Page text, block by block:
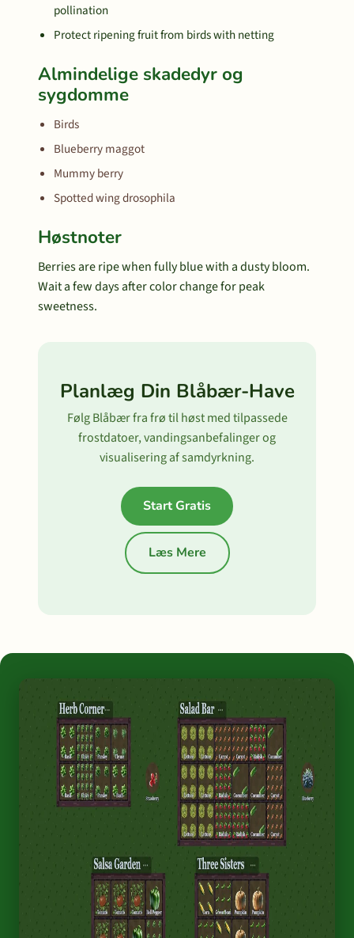
pollination
Protect ripening fruit from birds with netting
Almindelige skadedyr og
sygdomme
Birds
Blueberry maggot
Mummy berry
Spotted wing drosophila
Høstnoter
Berries are ripe when fully blue with a dusty bloom.
Wait a few days after color change for peak
sweetness.
Planlæg Din Blåbær-Have
Følg Blåbær fra frø til høst med tilpassede
frostdatoer, vandingsanbefalinger og
visualisering af samdyrkning.
Start Gratis
Læs Mere